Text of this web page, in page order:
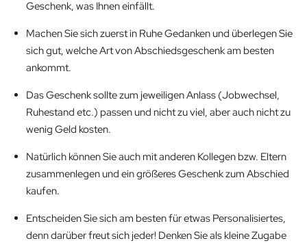
Geschenk, was Ihnen einfällt.
Machen Sie sich zuerst in Ruhe Gedanken und überlegen Sie
sich gut, welche Art von Abschiedsgeschenk am besten
ankommt.
Das Geschenk sollte zum jeweiligen Anlass (Jobwechsel,
Ruhestand etc.) passen und nicht zu viel, aber auch nicht zu
wenig Geld kosten.
Natürlich können Sie auch mit anderen Kollegen bzw. Eltern
zusammenlegen und ein größeres Geschenk zum Abschied
kaufen.
Entscheiden Sie sich am besten für etwas Personalisiertes,
denn darüber freut sich jeder! Denken Sie als kleine Zugabe